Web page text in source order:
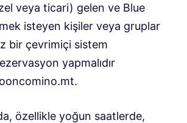
veya ticari) gelen ve Blue
isteyen kişiler veya gruplar
bir çevrimiçi sistem
yapmalıdır
özellikle yoğun saatlerde,